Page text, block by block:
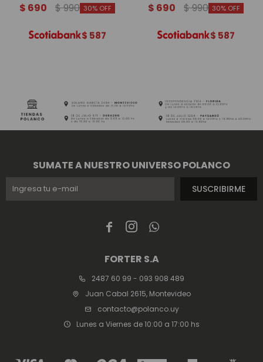
$ 690 $990 30
$ 587
$ 690 $990 30
$ 587
  
FORTER S.A
2487 60 99 - 093 908 489
Juan Cabal 2615, Montevideo
contacto@polanco.uy
Lunes a Viernes de 10:00 a 17:00 hs
SUMATE A NUESTRO UNIVERSO POLANCO
SUSCRIBIRME